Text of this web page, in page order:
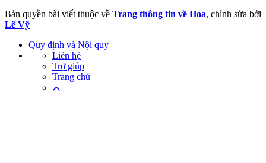
Bản quyền bài viết thuộc về Trang thông tin về Hoa, chỉnh sửa bởi
Lê Vỹ
Quy định và Nội quy
Liên hệ
Trợ giúp
Trang chủ